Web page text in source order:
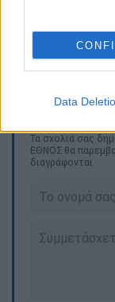
Data
σε
καταλήγει η
Τα σχολιά σας
ΕΘΝΟΣ θα
διαγράφονται